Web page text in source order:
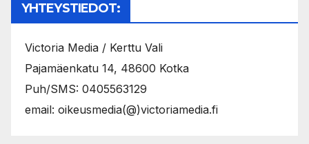
YHTEYSTIEDOT:
Victoria Media / Kerttu Vali
Pajamäenkatu 14, 48600 Kotka
Puh/SMS: 0405563129
email: oikeusmedia(@)victoriamedia.fi